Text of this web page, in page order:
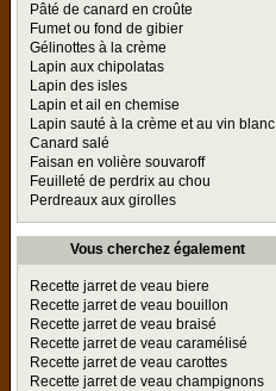
Pâté de canard en croûte
Fumet ou fond de gibier
Gélinottes à la crème
Lapin aux chipolatas
Lapin des isles
Lapin et ail en chemise
Lapin sauté à la crème et au vin blanc
Canard salé
Faisan en volière souvaroff
Feuilleté de perdrix au chou
Perdreaux aux girolles
Vous cherchez également
Recette jarret de veau biere
Recette jarret de veau bouillon
Recette jarret de veau braisé
Recette jarret de veau caramélisé
Recette jarret de veau carottes
Recette jarret de veau champignons